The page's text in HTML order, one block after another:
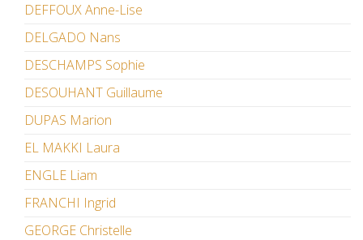
DEFFOUX Anne-Lise
DELGADO Nans
DESCHAMPS Sophie
DESOUHANT Guillaume
DUPAS Marion
EL MAKKI Laura
ENGLE Liam
FRANCHI Ingrid
GEORGE Christelle